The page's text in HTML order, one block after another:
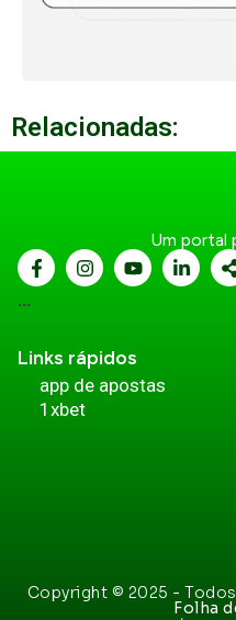
Relacionadas:
Um portal
...
Links rápidos
app de apostas
1xbet
Copyright © 2025 -
Folha